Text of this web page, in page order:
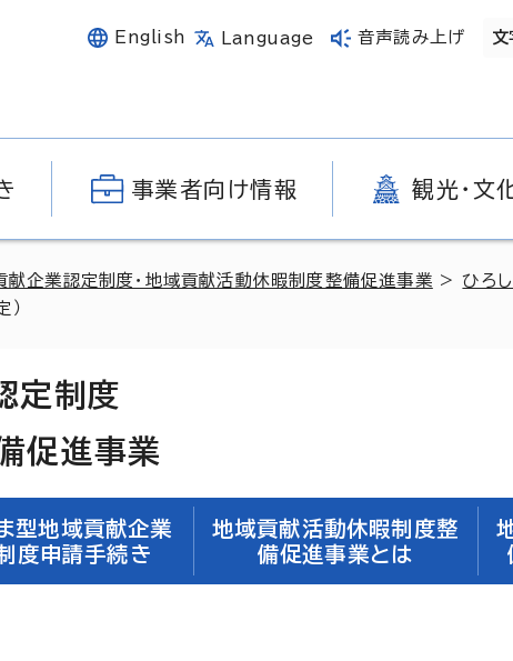
English Language 音声読み上げ 文
事業者向け情報 観光・文
献企業認定制度・地域貢献活動休暇制度整備促進事業 >ひろ
定制度
促進事業
型地域貢献企業
度申請手続き
地域貢献活動休暇制度整
備促進事業とは